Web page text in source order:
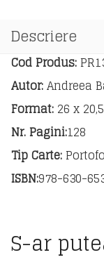
II-
a.
Descriere
Cod Produs:
Autor:Andreea
Format: 26 x 20,5
Nr. Pagini:128
Tip Carte:
ISBN:978-630-
S-ar